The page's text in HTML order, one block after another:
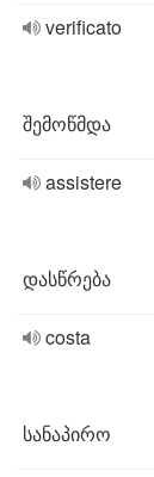
verificato
შემოწმდა
assistere
დასწრება
costa
სანაპირო